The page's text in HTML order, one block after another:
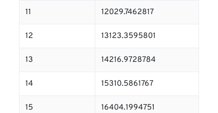
11 12029.7462817
12 13123.3595801
13 14216.9728784
14 15310.5861767
15 16404.1994751